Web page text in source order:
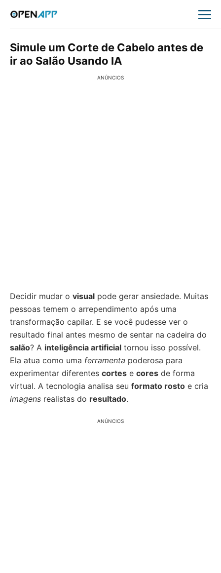
Simule um Corte de Cabelo antes de
ir ao Salão Usando IA
ANÚNCIOS
Decidir mudar o visual pode gerar ansiedade. Muitas
pessoas temem o arrependimento após uma
transformação capilar. E se você pudesse ver o
resultado final antes mesmo de sentar na cadeira do
salão? A inteligência artificial tornou isso possível.
Ela atua como uma ferramenta poderosa para
experimentar diferentes cortes e cores de forma
virtual. A tecnologia analisa seu formato rosto e cria
imagens realistas do resultado.
ANÚNCIOS